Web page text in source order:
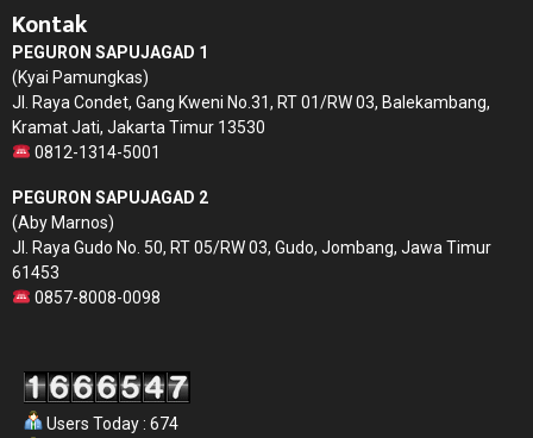
Kontak
PEGURON SAPUJAGAD 1
(Kyai Pamungkas)
Jl. Raya Condet, Gang Kweni No.31, RT 01/RW 03, Balekambang,
Kramat Jati, Jakarta Timur 13530
0812-1314-5001
PEGURON SAPUJAGAD 2
(Aby Marnos)
Jl. Raya Gudo No. 50, RT 05/RW 03, Gudo, Jombang, Jawa Timur
61453
0857-8008-0098
Users Today : 674